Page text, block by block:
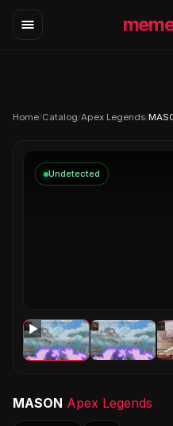
Home/Catalog/Apex Legends/
Undetected
MASON Apex Legends